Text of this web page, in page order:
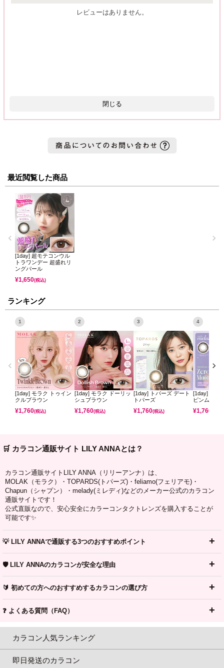
レビューはありません。
閉じる
最近閲覧した商品
[1day] 超モテコンウル
トラワンデー 超盛れリ
ングパール
¥1,650(税込)
ランキング
1
[1day] モラク トゥイン
クルブラウン
¥1,760(税込)
2
[1day] モラク ドーリッ
シュブラウン
¥1,760(税込)
3
[1day] トパーズ デート
トパーズ
¥1,760(税込)
4
[1day] ミレ
ピンムーン
¥1,760
🛒 カラコン通販サイト LILY ANNAとは？
カラコン通販サイトLILY ANNA（リリーアンナ）は、
MOLAK（モラク）・TOPARDS(トパーズ)・feliamo(フェリアモ)・
Chapun（シャプン）・melady(ミレディ)などのメーカー公式のカラコン
通販サイトです！
公式直販なので、安心安全にカラーコンタクトレンズを購入することが
可能です✨
💡 LILY ANNAで通販する3つのおすすめポイント
🛡️ LILY ANNAのカラコンが安全な理由
🔰 初めての方へのおすすめするカラコンの選び方
❓ よくある質問（FAQ）
カラコン人気ランキング
即日発送のカラコン